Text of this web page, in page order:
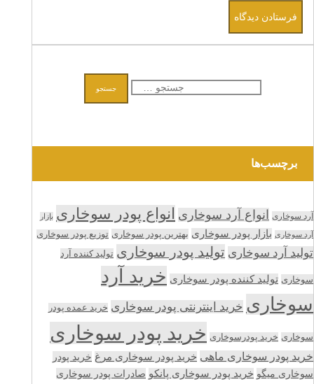
جستجو
برای:
برچسب‌ها
آرد سوخاری انواع آرد سوخاری انواع پودر سوخاری بازار
آرد سوخاری بازار پودر سوخاری بهترین پودر سوخاری توزیع پودر سوخاری
تولید آرد سوخاری تولید پودر سوخاری تولید کننده آرد
سوخاری تولید کننده پودر سوخاری خرید آرد
سوخاری خرید اینترنتی پودر سوخاری خرید عمده پودر
سوخاری خرید پودرسوخاری خرید پودر سوخاری
خرید پودر سوخاری ماهی خرید پودر سوخاری مرغ خرید پودر
سوخاری میگو خرید پودر سوخاری پانکو صادرات پودر سوخاری